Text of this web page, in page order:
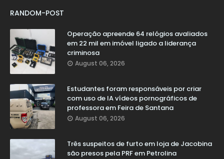
RANDOM-POST
Operação apreende 64 relógios avaliados
em 22 mil em imóvel ligado a liderança
criminosa
August 06, 2026
Estudantes foram responsáveis por criar
com uso de IA vídeos pornográficos de
professora em Feira de Santana
August 06, 2026
Três suspeitos de furto em loja de Jacobina
são presos pela PRF em Petrolina